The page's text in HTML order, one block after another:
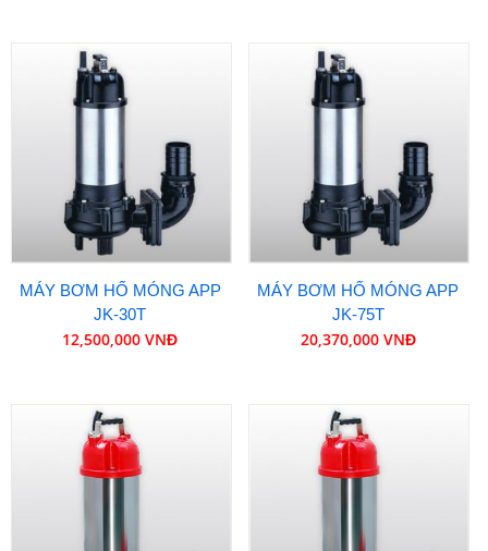
MÁY BƠM HỐ MÓNG APP
JK-30T
12,500,000 VNĐ
MÁY BƠM HỐ MÓNG APP
JK-75T
20,370,000 VNĐ